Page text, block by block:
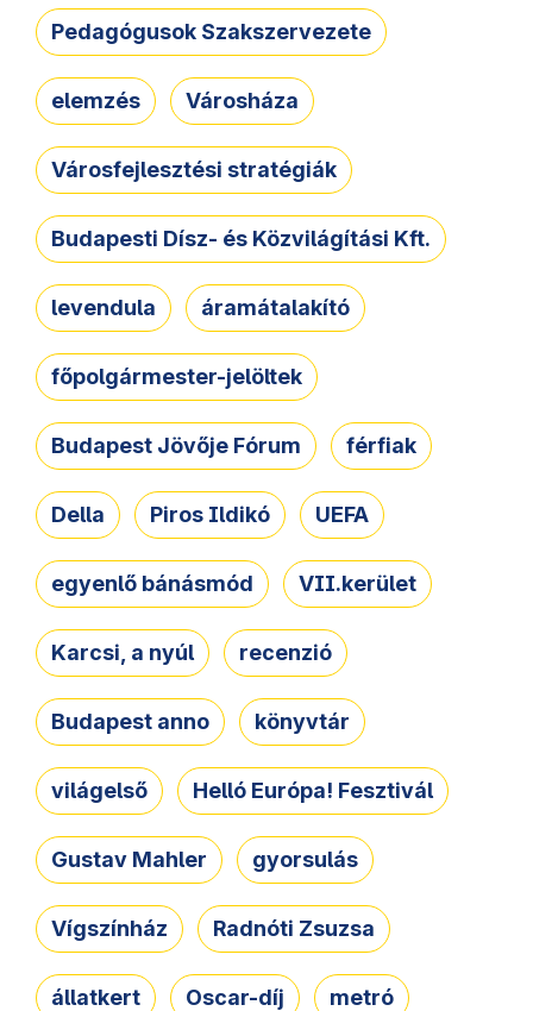
Pedagógusok Szakszervezete
elemzés Városháza
Városfejlesztési stratégiák
Budapesti Dísz- és Közvilágítási Kft.
levendula áramátalakító
főpolgármester-jelöltek
Budapest Jövője Fórum férfiak
Della Piros Ildikó UEFA
egyenlő bánásmód VII.kerület
Karcsi, a nyúl recenzió
Budapest anno könyvtár
világelső Helló Európa! Fesztivál
Gustav Mahler gyorsulás
Vígszínház Radnóti Zsuzsa
állatkert Oscar-díj metró